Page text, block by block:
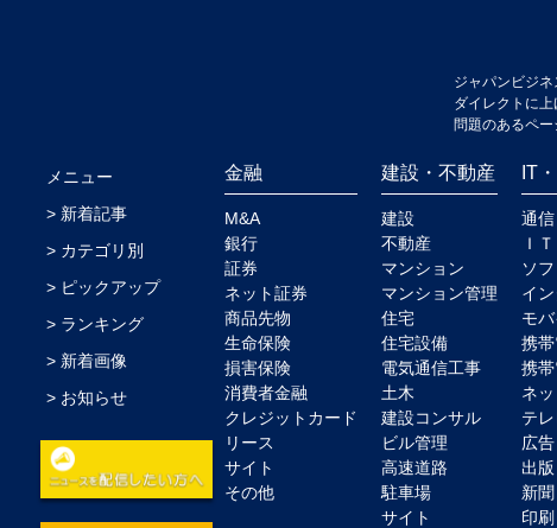
ジャパンビジ
ダイレクトに
問題のあるペー
メニュー
新着記事
カテゴリ別
ピックアップ
ランキング
新着画像
お知らせ
金融
M&A
銀行
証券
ネット証券
商品先物
生命保険
損害保険
消費者金融
クレジットカード
リース
サイト
その他
建設・不動産
建設
不動産
マンション
マンション管理
住宅
住宅設備
電気通信工事
土木
建設コンサル
ビル管理
高速道路
駐車場
サイト
IT
通信
ＩＴ
ソ
イ
モ
携
携
ネ
テ
広告
出版
新聞
印刷